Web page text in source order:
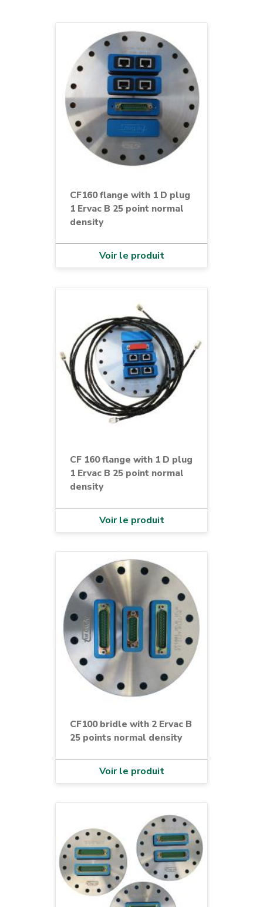
CF160 flange with 1 D plug
1 Ervac B 25 point normal
density
Voir le produit
CF 160 flange with 1 D plug
1 Ervac B 25 point normal
density
Voir le produit
CF100 bridle with 2 Ervac B
25 points normal density
Voir le produit